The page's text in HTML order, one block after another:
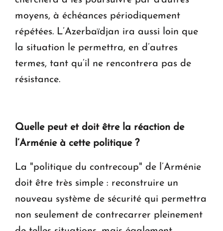
moyens, à échéances périodiquement
répétées. L’Azerbaïdjan ira aussi loin que
la situation le permettra, en d’autres
termes, tant qu’il ne rencontrera pas de
résistance.
Quelle peut et doit être la réaction de
l’Arménie à cette politique ?
La "politique du contrecoup" de l’Arménie
doit être très simple : reconstruire un
nouveau système de sécurité qui permettra
non seulement de contrecarrer pleinement